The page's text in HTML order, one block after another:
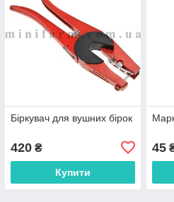
Біркувач для вушних бірок
420₴
Купити
45